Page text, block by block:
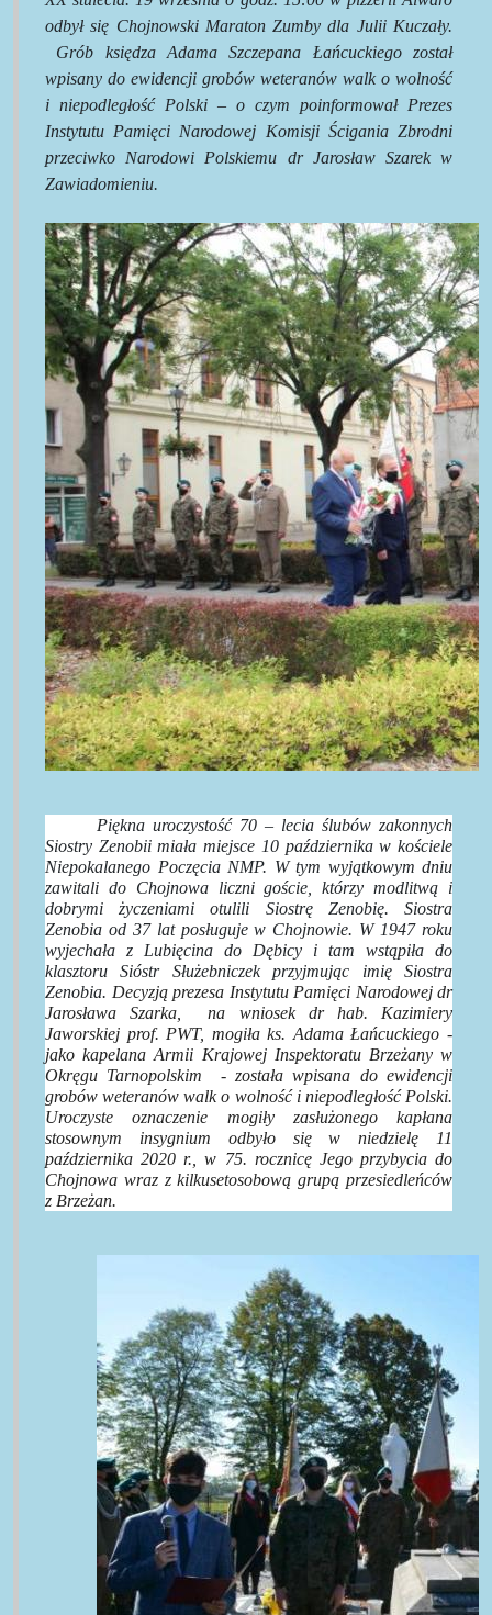
odbył się Chojnowski Maraton Zumby dla Julii Kuczały.
Grób księdza Adama Szczepana Łańcuckiego został
wpisany do ewidencji grobów weteranów walk o wolność
i niepodległość Polski – o czym poinformował Prezes
Instytutu Pamięci Narodowej Komisji Ścigania Zbrodni
przeciwko Narodowi Polskiemu dr Jarosław Szarek w
Zawiadomieniu.
Piękna uroczystość 70 – lecia ślubów zakonnych
Siostry Zenobii miała miejsce 10 października w kościele
Niepokalanego Poczęcia NMP. W tym wyjątkowym dniu
zawitali do Chojnowa liczni goście, którzy modlitwą i
dobrymi życzeniami otulili Siostrę Zenobię. Siostra
Zenobia od 37 lat posługuje w Chojnowie. W 1947 roku
wyjechała z Lubięcina do Dębicy i tam wstąpiła do
klasztoru Sióstr Służebniczek przyjmując imię Siostra
Zenobia. Decyzją prezesa Instytutu Pamięci Narodowej dr
Jarosława Szarka, na wniosek dr hab. Kazimiery
Jaworskiej prof. PWT, mogiła ks. Adama Łańcuckiego -
jako kapelana Armii Krajowej Inspektoratu Brzeżany w
Okręgu Tarnopolskim - została wpisana do ewidencji
grobów weteranów walk o wolność i niepodległość Polski.
Uroczyste oznaczenie mogiły zasłużonego kapłana
stosownym insygnium odbyło się w niedzielę 11
października 2020 r., w 75. rocznicę Jego przybycia do
Chojnowa wraz z kilkusetosobową grupą przesiedleńców
z Brzeżan.